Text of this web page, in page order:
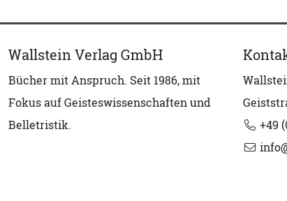
Wallstein Verlag GmbH
Bücher mit Anspruch. Seit 1986, mit
Fokus auf Geisteswissenschaften und
Belletristik.
+49